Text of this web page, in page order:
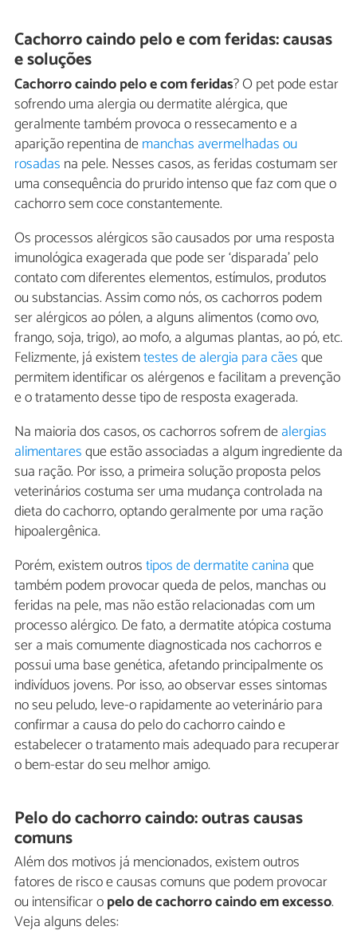
Cachorro caindo pelo e com feridas: causas
e soluções
Cachorro caindo pelo e com feridas? O pet pode estar
sofrendo uma alergia ou dermatite alérgica, que
geralmente também provoca o ressecamento e a
aparição repentina demanchas avermelhadas ou
rosadas na pele. Nesses casos, as feridas costumam ser
uma consequência do prurido intenso que faz com que o
cachorro sem coce constantemente.
Os processos alérgicos são causados por uma resposta
imunológica exagerada que pode ser ‘disparada’ pelo
contato com diferentes elementos, estímulos, produtos
ou substancias. Assim como nós, os cachorros podem
ser alérgicos ao pólen, a alguns alimentos (como ovo,
frango, soja, trigo), ao mofo, a algumas plantas, ao pó, etc.
Felizmente, já existemtestes de alergia para cãesque
permitem identificar os alérgenos e facilitam a prevenção
e o tratamento desse tipo de resposta exagerada.
Na maioria dos casos, os cachorros sofrem dealergias
alimentaresque estão associadas a algum ingrediente da
sua ração. Por isso, a primeira solução proposta pelos
veterinários costuma ser uma mudança controlada na
dieta do cachorro, optando geralmente por uma ração
hipoalergênica.
Porém, existem outrostipos de dermatite caninaque
também podem provocar queda de pelos, manchas ou
feridas na pele, mas não estão relacionadas com um
processo alérgico. De fato, a dermatite atópica costuma
ser a mais comumente diagnosticada nos cachorros e
possui uma base genética, afetando principalmente os
indivíduos jovens. Por isso, ao observar esses sintomas
no seu peludo, leve-o rapidamente ao veterinário para
confirmar a causa do pelo do cachorro caindo e
estabelecer o tratamento mais adequado para recuperar
o bem-estar do seu melhor amigo.
Pelo do cachorro caindo: outras causas
comuns
Além dos motivos já mencionados, existem outros
fatores de risco e causas comuns que podem provocar
ou intensificar opelo de cachorro caindo em excesso.
Veja alguns deles: